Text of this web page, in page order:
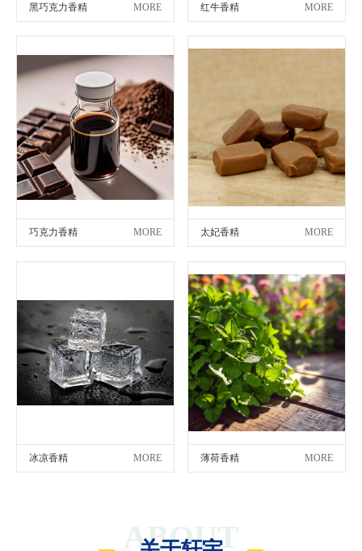
黑巧克力香精 MORE 红牛香精 MORE
巧克力香精 MORE 太妃香精 MORE
冰凉香精 MORE 薄荷香精 MORE
ABOUT